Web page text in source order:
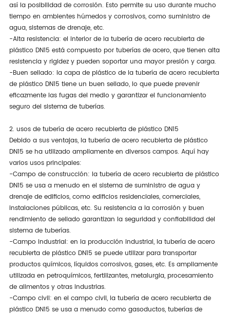
así la posibilidad de corrosión. Esto permite su uso durante mucho
tiempo en ambientes húmedos y corrosivos, como suministro de
agua, sistemas de drenaje, etc.
-Alta resistencia: el interior de la tubería de acero recubierta de
plástico DN15 está compuesto por tuberías de acero, que tienen alta
resistencia y rigidez y pueden soportar una mayor presión y carga.
-Buen sellado: la capa de plástico de la tubería de acero recubierta
de plástico DN15 tiene un buen sellado, lo que puede prevenir
eficazmente las fugas del medio y garantizar el funcionamiento
seguro del sistema de tuberías.
2. usos de tubería de acero recubierta de plástico DN15
Debido a sus ventajas, la tubería de acero recubierta de plástico
DN15 se ha utilizado ampliamente en diversos campos. Aquí hay
varios usos principales:
-Campo de construcción: la tubería de acero recubierta de plástico
DN15 se usa a menudo en el sistema de suministro de agua y
drenaje de edificios, como edificios residenciales, comerciales,
instalaciones públicas, etc. Su resistencia a la corrosión y buen
rendimiento de sellado garantizan la seguridad y confiabilidad del
sistema de tuberías.
-Campo industrial: en la producción industrial, la tubería de acero
recubierta de plástico DN15 se puede utilizar para transportar
productos químicos, líquidos corrosivos, gases, etc. Es ampliamente
utilizada en petroquímicos, fertilizantes, metalurgia, procesamiento
de alimentos y otras industrias.
-Campo civil: en el campo civil, la tubería de acero recubierta de
plástico DN15 se usa a menudo como gasoductos, tuberías de